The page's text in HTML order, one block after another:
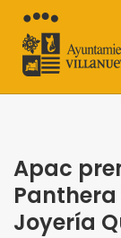
Apac
Joyería